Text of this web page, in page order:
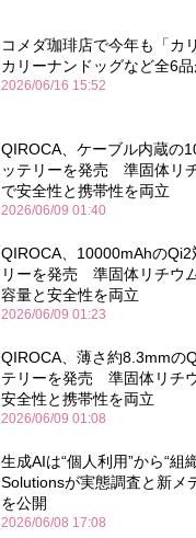
コメダ珈琲店で今年も「
カリーナンドッグなど全6
2026/06/16 15:52
QIROCA、ケーブル内蔵の
ッテリーを発売 準固体リ
で安全性と携帯性を両立
2026/06/09 01:40
QIROCA、10000mAhの
リーを発売 準固体リチウ
容量と安全性を両立
2026/06/09 01:23
QIROCA、薄さ約8.3mmの
テリーを発売 準固体リチ
安全性と携帯性を両立
2026/06/09 01:08
生成AIは“個人利用”から“
Solutionsが実態調査と新メ
を公開
2026/06/08 17:08